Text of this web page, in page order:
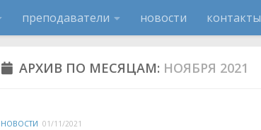
преподаватели новости контакты
АРХИВ ПО МЕСЯЦАМ: НОЯБРЯ 2021
НОВОСТИ 01/11/2021